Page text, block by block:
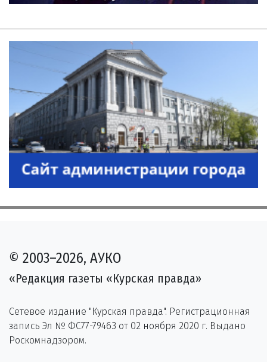
© 2003–2026, АУКО
«Редакция газеты «Курская правда»
Сетевое издание "Курская правда". Регистрационная
запись Эл № ФС77-79463 от 02 ноября 2020 г. Выдано
Роскомнадзором.